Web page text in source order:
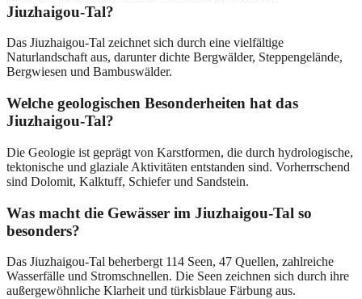
Jiuzhaigou-Tal?
Das Jiuzhaigou-Tal zeichnet sich durch eine vielfältige
Naturlandschaft aus, darunter dichte Bergwälder, Steppengelände,
Bergwiesen und Bambuswälder.
Welche geologischen Besonderheiten hat das
Jiuzhaigou-Tal?
Die Geologie ist geprägt von Karstformen, die durch hydrologische,
tektonische und glaziale Aktivitäten entstanden sind. Vorherrschend
sind Dolomit, Kalktuff, Schiefer und Sandstein.
Was macht die Gewässer im Jiuzhaigou-Tal so
besonders?
Das Jiuzhaigou-Tal beherbergt 114 Seen, 47 Quellen, zahlreiche
Wasserfälle und Stromschnellen. Die Seen zeichnen sich durch ihre
außergewöhnliche Klarheit und türkisblaue Färbung aus.